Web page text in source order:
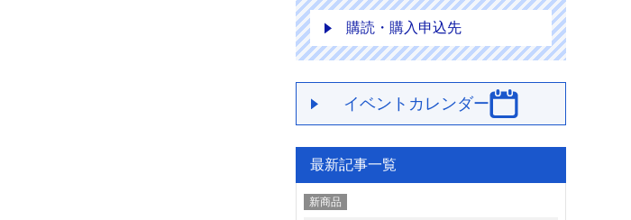
購読・購入申込先
イベントカレンダー
最新記事一覧
新商品